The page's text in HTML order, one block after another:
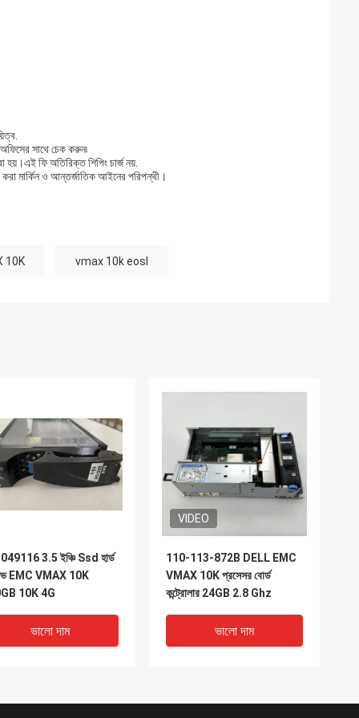
সাথে চেক করুন৷
হয়।এই ফি অতিরিক্ত শিপিং চার্জ নয়.
মার্কিন ও আন্তর্জাতিক আইনের পরিপন্থী।
10K vmax 10k eosl
3.5 ইঞ্চি Ssd হার্ড
EMC VMAX 10K
10K 4G
ভালো দাম
VIDEO
110-113-872B DELL EMC
VMAX 10K প্রসেসর বোর্ড
কন্ট্রোলার 24GB 2.8 Ghz
ভালো দাম